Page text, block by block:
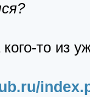
кого-то из